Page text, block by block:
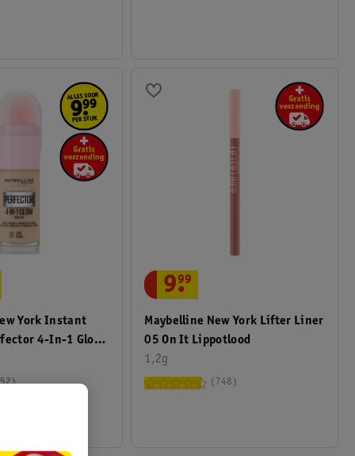
York Instant
4-In-1 Glow
52
Maybelline New York Lifter Liner
05 On It Lippotlood
1,2g
9.
99
748